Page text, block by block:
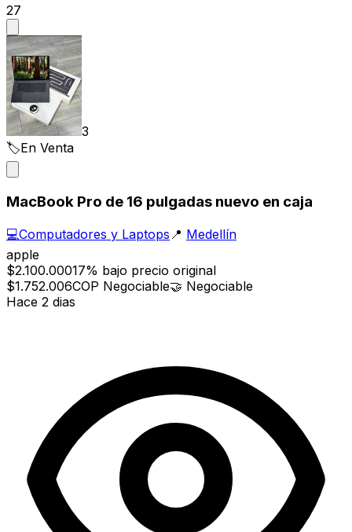
27
3
🏷️En Venta
MacBook Pro de 16 pulgadas nuevo en caja
💻Computadores y Laptops 📍 Medellín
apple
$2.100.00017% bajo precio original
$1.752.006COP Negociable🤝 Negociable
Hace 2 dias